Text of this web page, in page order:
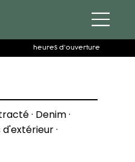
heures d'ouverture
· Denim ·
·